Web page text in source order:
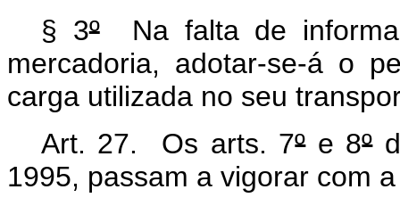
§ 3ºNa falta de
mercadoria, adotar-se-á o
carga utilizada no seu
Art. 27. Os arts. 7ºe 8º
1995, passam a vigorar com